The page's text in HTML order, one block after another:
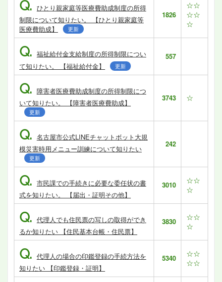
Q. ひとり親家庭等医療費助成制度の所得
制限について知りたい。 【ひとり親家庭等
医療費助成】
更新
1826
☆☆
☆☆
☆
Q. 福祉給付金支給制度の所得制限につい
て知りたい。 【福祉給付金】
更新
557
Q. 障害者医療費助成制度の所得制限につ
いて知りたい。 【障害者医療費助成】
更新
3743 ☆
Q. 名古屋市公式LINEチャットボット大規
模災害時用メニュー訓練について知りたい
更新
242
Q. 市民課での手続きに必要な委任状の書
式を知りたい。 【届出・証明その他】
3010
☆☆
☆
Q. 代理人でも住民票の写しの取得ができ
るか知りたい 【住民基本台帳・住民票】
3830
☆☆
☆
Q. 代理人の場合の印鑑登録の手続方法を
知りたい 【印鑑登録・証明】
5340
☆☆
☆☆